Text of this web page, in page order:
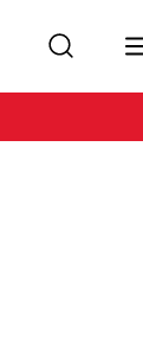
Procurar